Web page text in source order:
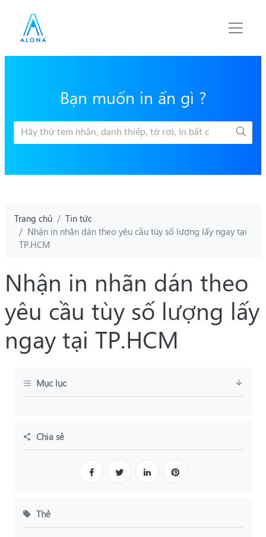
Bạn muốn in ấn gì ?
Trang chủ
Tin tức
Nhận in nhãn dán theo yêu cầu tùy số lượng lấy ngay tại
TP.HCM
Nhận in nhãn dán theo
yêu cầu tùy số lượng lấy
ngay tại TP.HCM
Mục lục
Chia sẻ
Thẻ